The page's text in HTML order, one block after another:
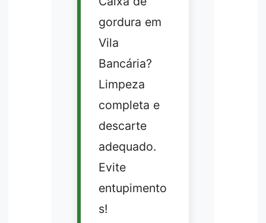
gordura em
Vila
Bancária?
Limpeza
completa e
descarte
adequado.
Evite
entupimento
s!